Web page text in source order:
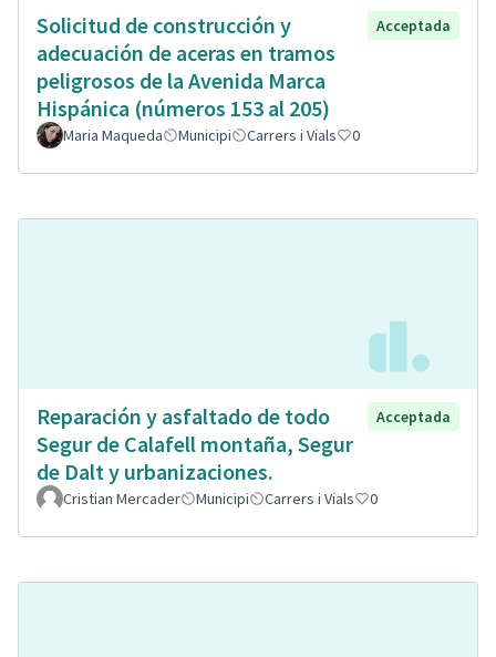
Solicitud de construcción y
adecuación de aceras en tramos
peligrosos de la Avenida Marca
Hispánica (números 153 al 205)
Acceptada
Maria Maqueda Municipi Carrers i Vials 0
Reparación y asfaltado de todo
Segur de Calafell montaña, Segur
de Dalt y urbanizaciones.
Acceptada
Cristian Mercader Municipi Carrers i Vials 0